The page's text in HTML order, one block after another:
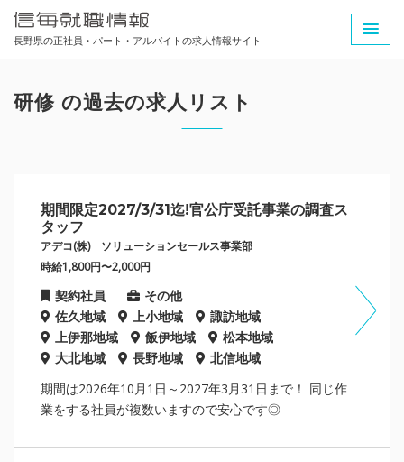
長野県の正社員・パート・アルバイトの求人情報サイト
研修 の過去の求人リスト
期間限定2027/3/31迄!官公庁受託事業の調査ス
タッフ
アデコ(株) ソリューションセールス事業部
時給1,800円〜2,000円
契約社員
その他
佐久地域
上小地域
諏訪地域
上伊那地域
飯伊地域
松本地域
大北地域
長野地域 北信地域
期間は2026年10月1日～2027年3月31日まで！ 同じ作
業をする社員が複数いますので安心です◎